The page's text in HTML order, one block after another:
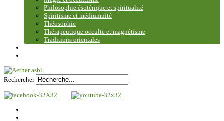
Philosophie ésotérique et spiritualité
Spiritisme et médiumnité
Théosophie
Thérapeutique occulte et magnétisme
Traditions orientales
Rechercher